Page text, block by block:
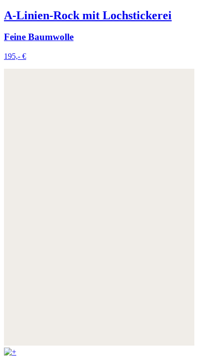
A-Linien-Rock mit Lochstickerei
Feine Baumwolle
195,- €